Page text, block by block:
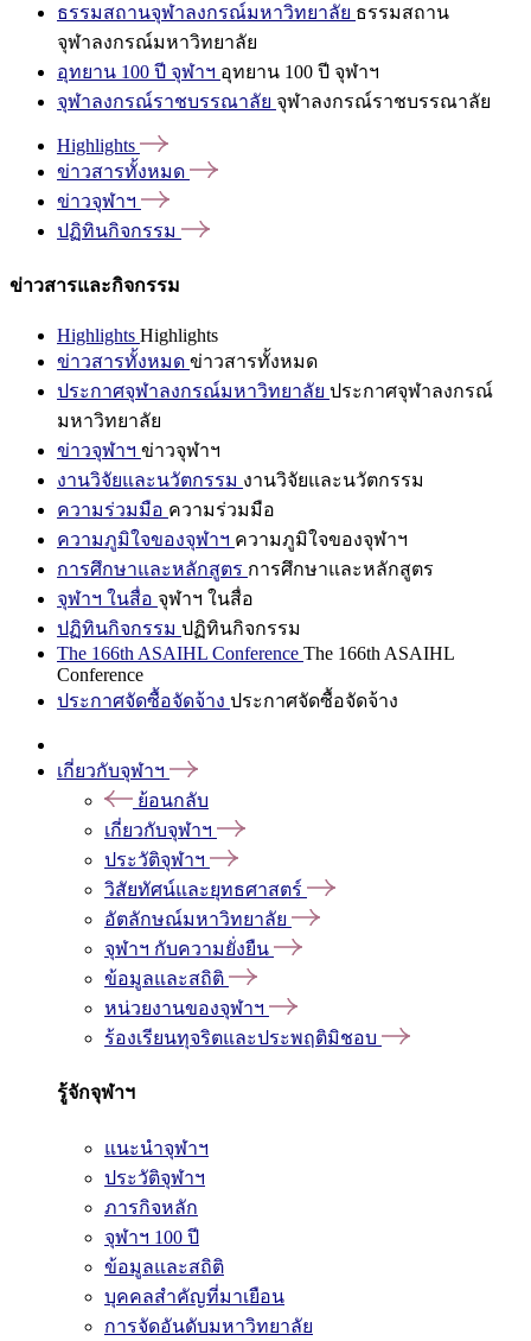
ธรรมสถานจุฬาลงกรณ์มหาวิทยาลัย ธรรมสถาน
จุฬาลงกรณ์มหาวิทยาลัย
อุทยาน 100 ปี จุฬาฯ อุทยาน 100 ปี จุฬาฯ
จุฬาลงกรณ์ราชบรรณาลัย จุฬาลงกรณ์ราชบรรณาลัย
Highlights
ข่าวสารทั้งหมด
ข่าวจุฬาฯ
ปฏิทินกิจกรรม
ข่าวสารและกิจกรรม
Highlights Highlights
ข่าวสารทั้งหมด ข่าวสารทั้งหมด
ประกาศจุฬาลงกรณ์มหาวิทยาลัย ประกาศจุฬาลงกรณ์
มหาวิทยาลัย
ข่าวจุฬาฯ ข่าวจุฬาฯ
งานวิจัยและนวัตกรรม งานวิจัยและนวัตกรรม
ความร่วมมือ ความร่วมมือ
ความภูมิใจของจุฬาฯ ความภูมิใจของจุฬาฯ
การศึกษาและหลักสูตร การศึกษาและหลักสูตร
จุฬาฯ ในสื่อ จุฬาฯ ในสื่อ
ปฏิทินกิจกรรม ปฏิทินกิจกรรม
The 166th ASAIHL Conference The 166th ASAIHL
Conference
ประกาศจัดซื้อจัดจ้าง ประกาศจัดซื้อจัดจ้าง
เกี่ยวกับจุฬาฯ
ย้อนกลับ
เกี่ยวกับจุฬาฯ
ประวัติจุฬาฯ
วิสัยทัศน์และยุทธศาสตร์
อัตลักษณ์มหาวิทยาลัย
จุฬาฯ กับความยั่งยืน
ข้อมูลและสถิติ
หน่วยงานของจุฬาฯ
ร้องเรียนทุจริตและประพฤติมิชอบ
รู้จักจุฬาฯ
แนะนำจุฬาฯ
ประวัติจุฬาฯ
ภารกิจหลัก
จุฬาฯ 100 ปี
ข้อมูลและสถิติ
บุคคลสำคัญที่มาเยือน
การจัดอันดับมหาวิทยาลัย